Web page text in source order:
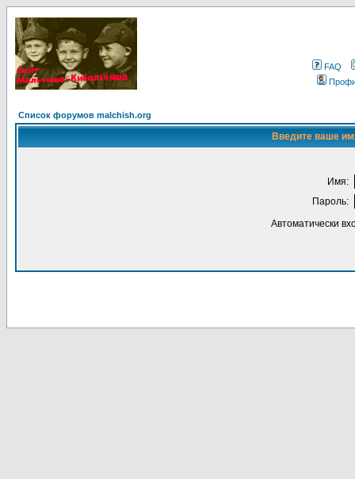
FAQ
Список форумов malchish.org
Введите ваше
Имя:
Пароль:
Автоматически